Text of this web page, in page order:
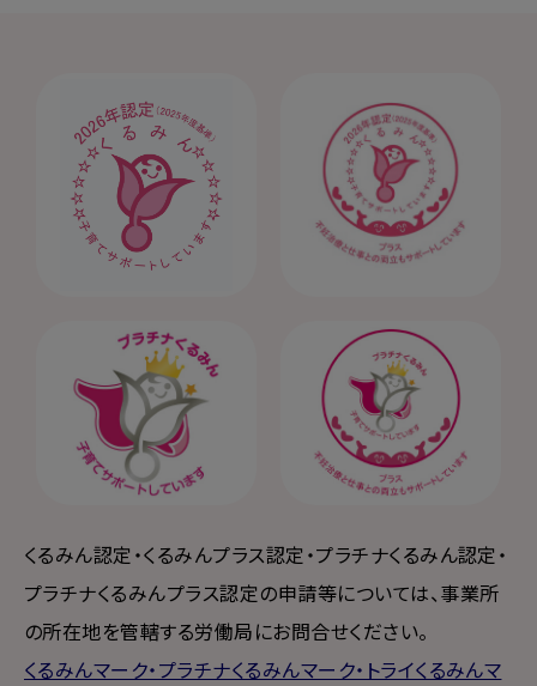
着）です。
締切日以降は受付できません。
今年度での助成をご希望される場合は、利用ガイド
申請書類の記入例
、 申請フォームご利用方法
をご確
認の上、お早めに申請ください。
くるみん助成金事務局 年末年始休業のお知らせ
くるみん助成金事務局は令和7年12月27日～令和8年1月4
日まで休業いたします。
上記期間中はお電話およびメールでのお問い合わせの対応
もお休みとなります。
ます。
なお、オンライン申請は年末年始休業中もポータルサイト
から24時間受け付けております。
くるみん認定・くるみんプラス認定・プラチナくるみん認定・
プラチナくるみんプラス認定の申請等については、 事業所
の所在地を管轄する労働局にお問合せください。
くるみんマーク・プラチナくるみんマーク・トライくるみんマ